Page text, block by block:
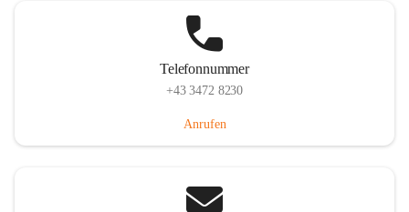
Telefonnummer
+43 3472 8230
Anrufen